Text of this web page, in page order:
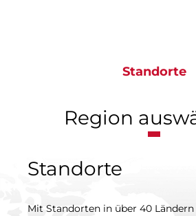
Standorte
Region
Standorte
Mit Standorten in über 40